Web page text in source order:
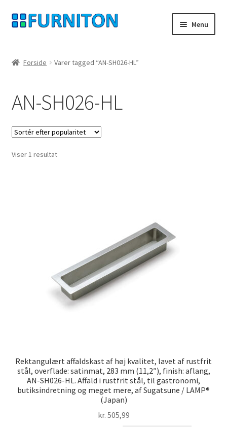
Spring
til
Spring
til
Menu
privatliv
fortrydelsesret
Kontakt
Forside Varer tagged “AN-SH026-HL”
AN-SH026-HL
Viser 1 resultat
Rektangulært affaldskast af høj kvalitet, lavet af rustfrit
stål, overflade: satinmat, 283 mm (11,2″), finish: aflang,
AN-SH026-HL. Affald i rustfrit stål, til gastronomi,
butiksindretning og meget mere, af Sugatsune / LAMP®
(Japan)
kr. 505,99